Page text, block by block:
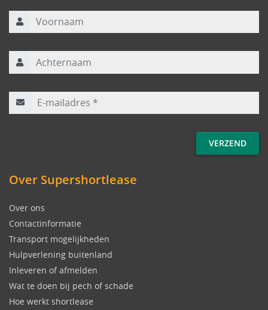
Over Supershortlease
Over ons
Contactinformatie
Transport mogelijkheden
Hulpverlening buitenland
Inleveren of afmelden
Wat te doen bij pech of schade
Hoe werkt shortlease